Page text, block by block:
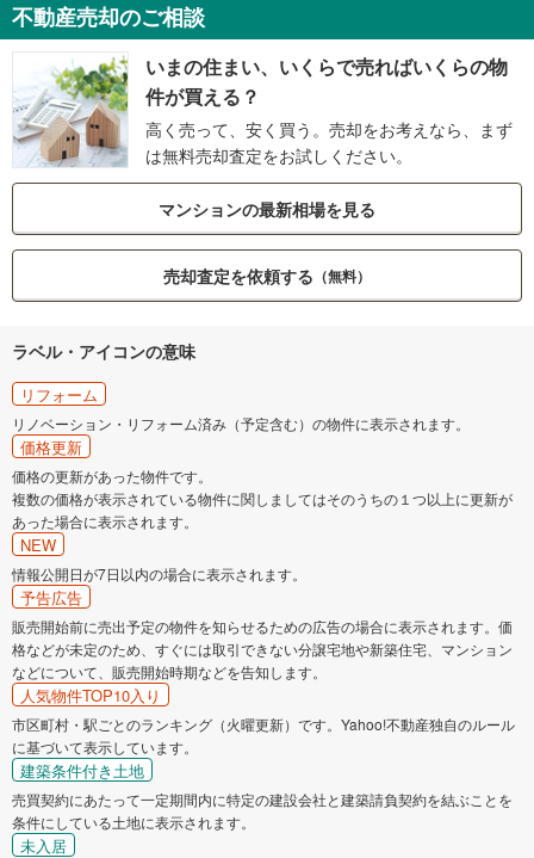
不動産売却のご相談
いまの住まい、いくらで売ればいくらの物
件が買える？
高く売って、安く買う。売却をお考えなら、まず
は無料売却査定をお試しください。
マンションの最新相場を見る
売却査定を依頼する （無料）
ラベル・アイコンの意味
リフォーム
リノベーション・リフォーム済み（予定含む）の物件に表示されます。
価格更新
価格の更新があった物件です。
複数の価格が表示されている物件に関しましてはそのうちの１つ以上に更新が
あった場合に表示されます。
NEW
情報公開日が7日以内の場合に表示されます。
予告広告
販売開始前に売出予定の物件を知らせるための広告の場合に表示されます。価
格などが未定のため、すぐには取引できない分譲宅地や新築住宅、マンション
などについて、販売開始時期などを告知します。
人気物件TOP10入り
市区町村・駅ごとのランキング（火曜更新）です。Yahoo!不動産独自のルール
に基づいて表示しています。
建築条件付き土地
売買契約にあたって一定期間内に特定の建設会社と建築請負契約を結ぶことを
条件にしている土地に表示されます。
未入居